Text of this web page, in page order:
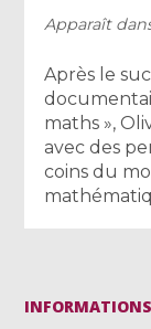
Apparaît
Après le
maths »,
avec des
coins du